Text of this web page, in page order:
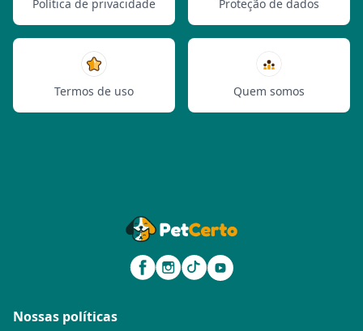
Política de privacidade Proteção de dados
Termos de uso Quem somos
Nossas políticas